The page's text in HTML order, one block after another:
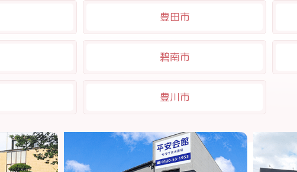
豊田市
碧南市
豊川市